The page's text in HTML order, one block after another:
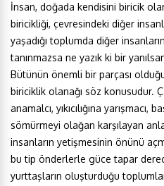
İnsan, doğada kendisini biricik
biricikliği, çevresindeki diğer
yaşadığı toplumda diğer
tanınmazsa ne yazık ki bir
Bütünün önemli bir parçası
biriciklik olanağı söz konusudur.
anamalcı, yıkıcılığına yarışmacı,
sömürmeyi olağan karşılayan
insanların yetişmesinin önünü
bu tip önderlerle güce tapar
yurttaşların oluşturduğu